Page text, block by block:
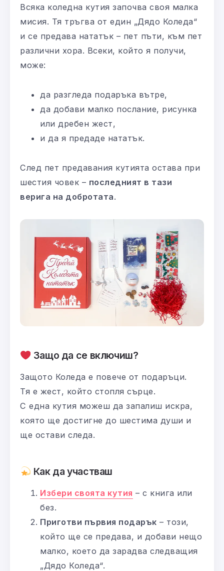
Всяка коледна кутия започва своя малка
мисия. Тя тръгва от един „Дядо Коледа“
и се предава нататък – пет пъти, към пет
различни хора. Всеки, който я получи,
може:
да разгледа подаръка вътре,
да добави малко послание, рисунка
или дребен жест,
и да я предаде нататък.
След пет предавания кутията остава при
шестия човек – последният в тази
верига на добротата.
Защо да се включиш?
Защото Коледа е повече от подаръци.
Тя е жест, който стопля сърце.
С една кутия можеш да запалиш искра,
която ще достигне до шестима души и
ще остави следа.
Как да участваш
Избери своята кутия – с книга или
без.
Приготви първия подарък – този,
който ще се предава, и добави нещо
малко, което да зарадва следващия
„Дядо Коледа“.